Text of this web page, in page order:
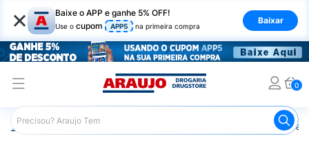
× Baixe o APP e ganhe 5% OFF!
Use o cupom APP5 na primeira compra
Baixar
0
Araujo Medicamentos Colírio para